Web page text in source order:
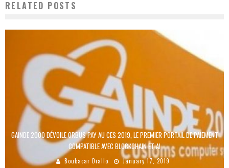
RELATED POSTS
GAINDE 2000 DÉVOILE ORBUS PAY AU CES 2019, LE PREMIER PORTAIL DE PAIEMENT
COMPATIBLE AVEC BLOCKCHAIN ET AI
Boubacar Diallo January 17, 2019